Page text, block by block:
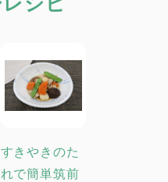
すきやきのた
れで簡単筑前